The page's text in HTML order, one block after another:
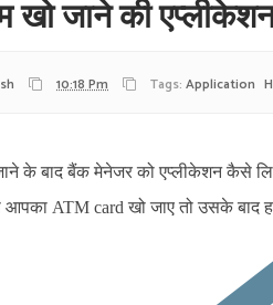
खो जाने की
10:18 Pm Tags: Application
के बाद बैंक मेनेजर को एप्लीकेशन कैसे
ATM card खो जाए तो उसके बाद